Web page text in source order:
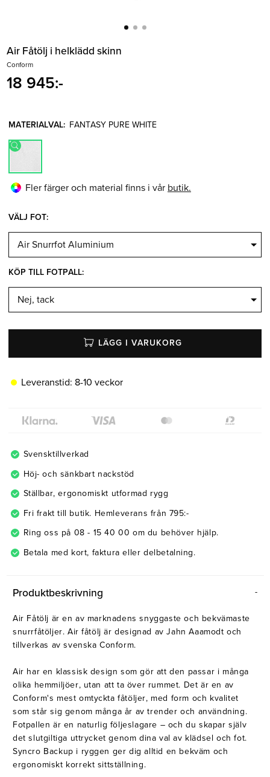
Air Fåtölj i helklädd skinn
Conform
18 945:-
MATERIALVAL: FANTASY PURE WHITE
Fler färger och material finns i vår butik.
VÄLJ FOT:
KÖP TILL FOTPALL:
LÄGG I VARUKORG
Leveranstid: 8-10 veckor
Svensktillverkad
Höj- och sänkbart nackstöd
Ställbar, ergonomiskt utformad rygg
Fri frakt till butik. Hemleverans från 795:-
Ring oss på 08 - 15 40 00 om du behöver hjälp.
Betala med kort, faktura eller delbetalning.
Produktbeskrivning
Air Fåtölj är en av marknadens snyggaste och bekvämaste
snurrfåtöljer. Air fåtölj är designad av Jahn Aaamodt och
tillverkas av svenska Conform.
Air har en klassisk design som gör att den passar i många
olika hemmiljöer, utan att ta över rummet. Det är en av
Conform's mest omtyckta fåtöljer, med form och kvalitet
som står sig genom många år av trender och användning.
Fotpallen är en naturlig följeslagare – och du skapar själv
det slutgiltiga uttrycket genom dina val av klädsel och fot.
Syncro Backup i ryggen ger dig alltid en bekväm och
ergonomiskt korrekt sittställning.